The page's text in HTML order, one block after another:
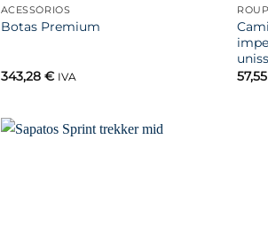
ACESSÓRIOS
Botas Premium
343,28 € IVA